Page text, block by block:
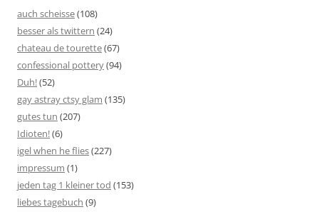
auch scheisse(108)
besser als twittern (24)
chateau de tourette(67)
confessional pottery(94)
Duh!(52)
gay astray ctsy glam (135)
gutes tun (207)
Idioten!(6)
igel when he flies(227)
impressum (1)
jeden tag 1 kleiner tod (153)
liebes tagebuch (9)